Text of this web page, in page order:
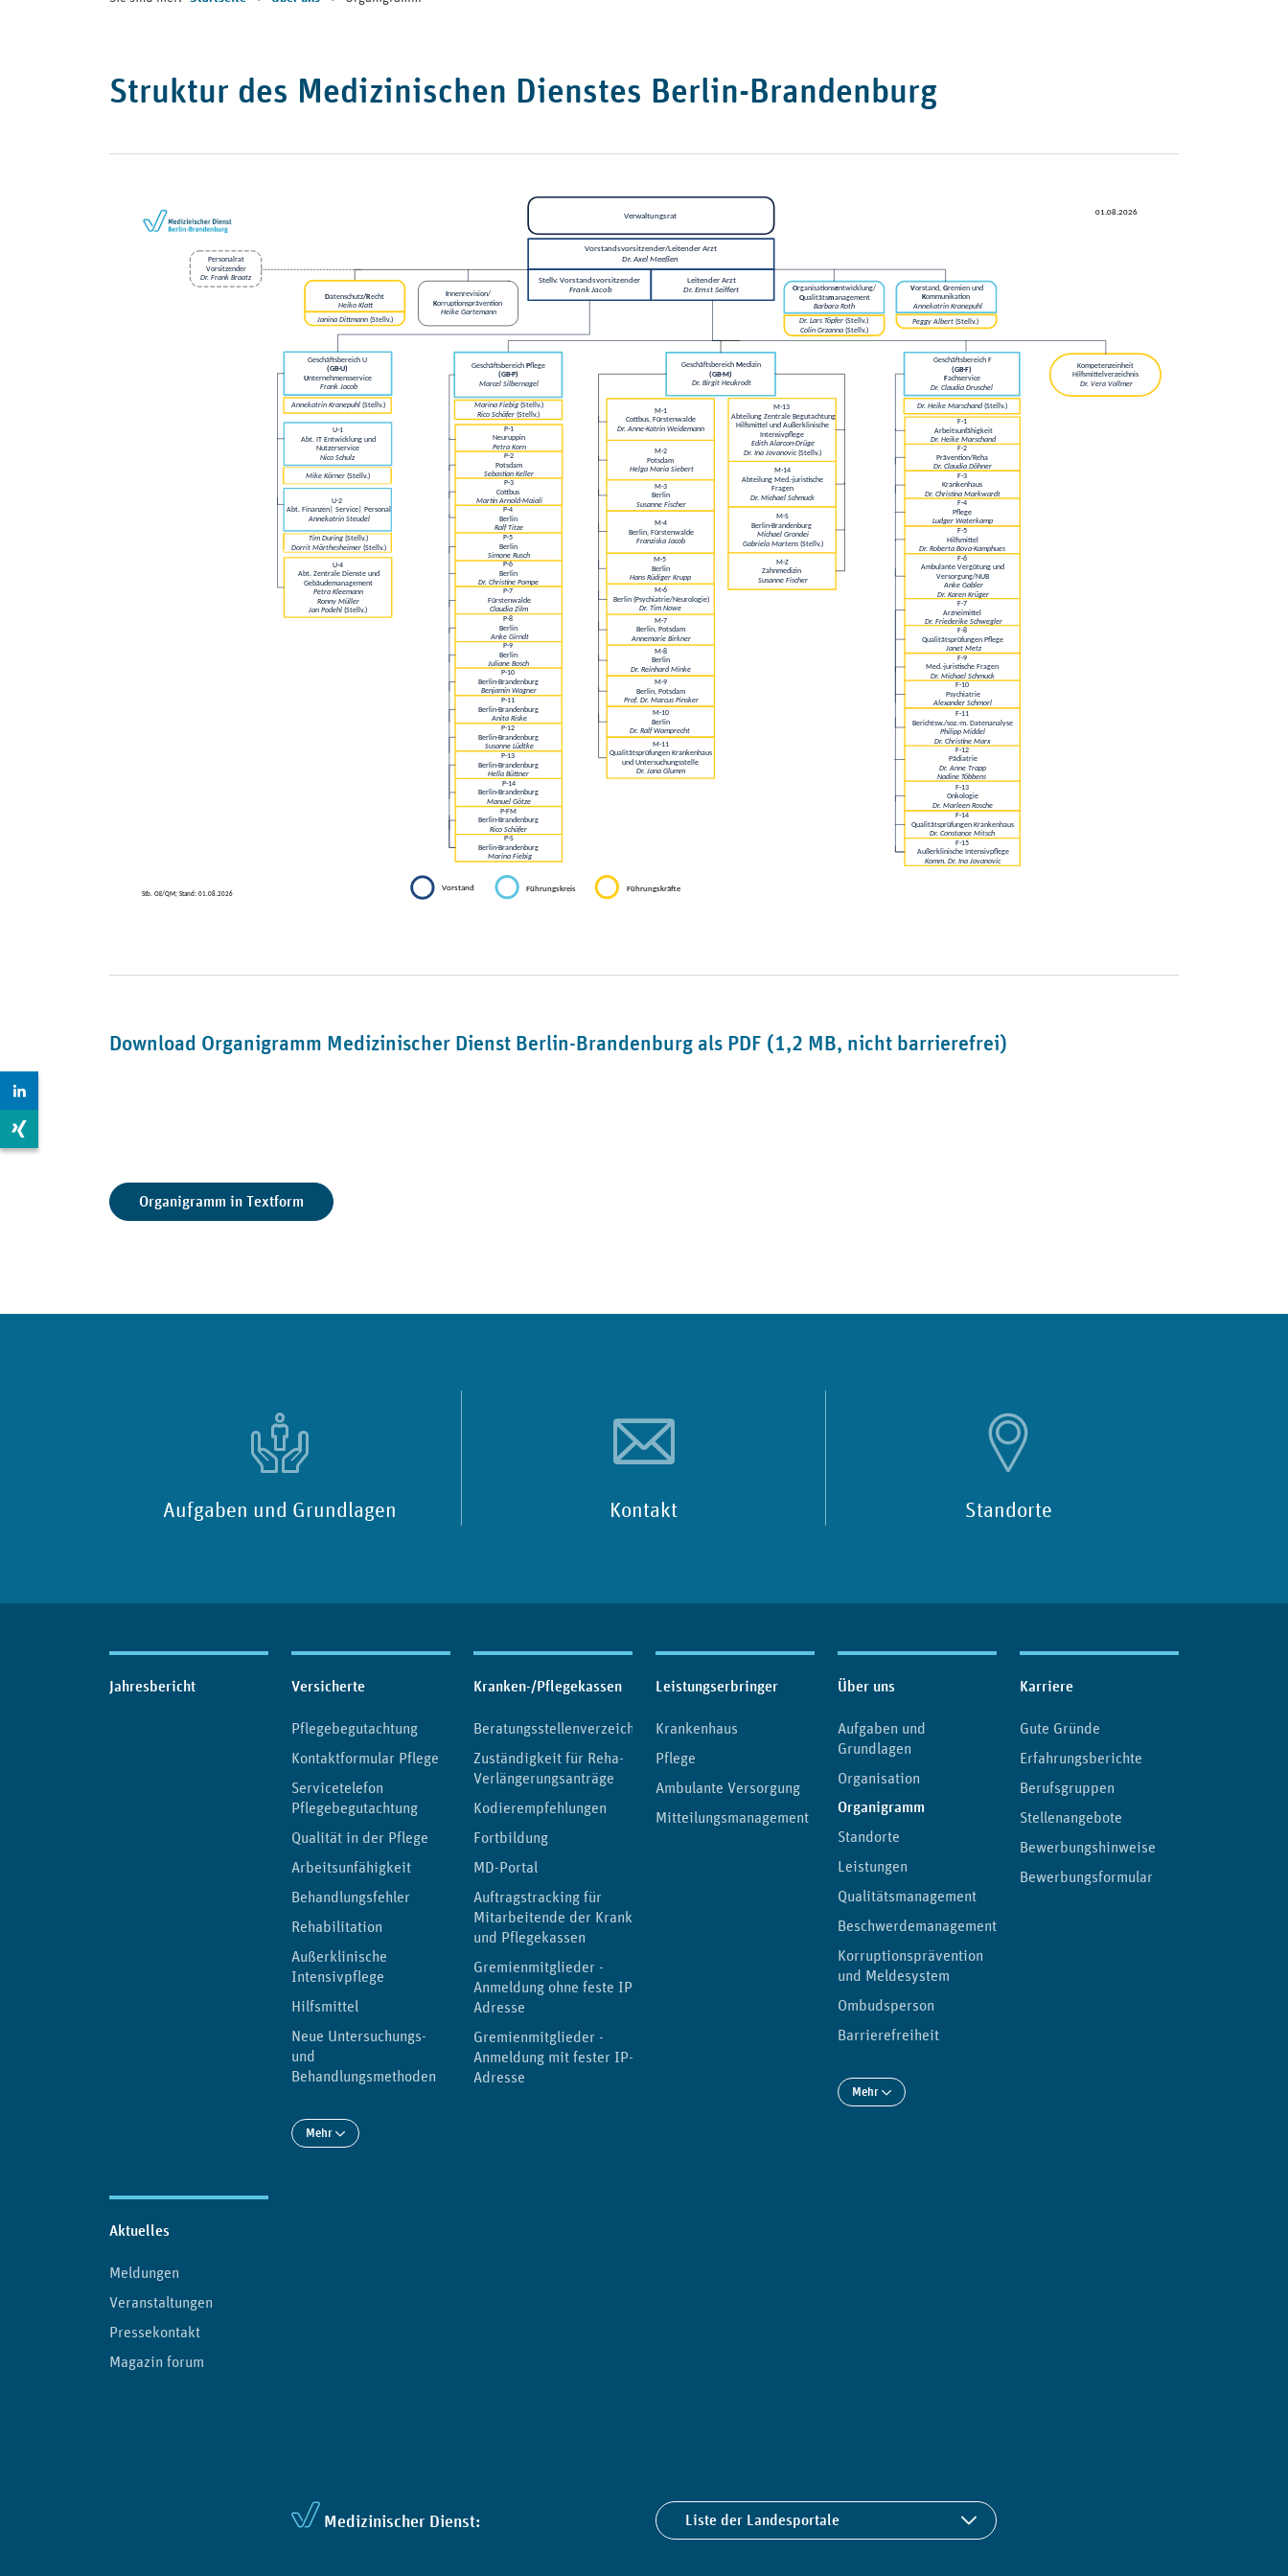
Struktur des Medizinischen Dienstes Berlin-Brandenburg
Download Organigramm Medizinischer Dienst Berlin-Brandenburg als PDF (1,2 MB, nicht barrierefrei)
Organigramm in Textform
Aufgaben und Grundlagen Kontakt Standorte
Inhaltsübersicht
Jahresbericht Versicherte
Pflegebegutachtung
Kontaktformular Pflege
Servicetelefon
Pflegebegutachtung
Qualität in der Pflege
Arbeitsunfähigkeit
Behandlungsfehler
Rehabilitation
Außerklinische
Intensivpflege
Hilfsmittel
Neue Untersuchungs-
und
Behandlungsmethoden
Mehr
Kranken-/Pflegekassen
Beratungsstellenverzeichnis
Zuständigkeit für Reha-
Verlängerungsanträge
Kodierempfehlungen
Fortbildung
MD-Portal
Auftragstracking für
Mitarbeitende der Kranken-
und Pflegekassen
Gremienmitglieder -
Anmeldung ohne feste IP-
Adresse
Gremienmitglieder -
Anmeldung mit fester IP-
Adresse
Leistungserbringer
Krankenhaus
Pflege
Ambulante Versorgung
Mitteilungsmanagement
Über uns
Aufgaben und
Grundlagen
Organisation
Organigramm
Standorte
Leistungen
Qualitätsmanagement
Beschwerdemanagement
Korruptionsprävention
und Meldesystem
Ombudsperson
Barrierefreiheit
Mehr
Karriere
Gute Gründe
Erfahrungsberichte
Berufsgruppen
Stellenangebote
Bewerbungshinweise
Bewerbungsformular
Aktuelles
Meldungen
Veranstaltungen
Pressekontakt
Magazin forum
Medizinischer Dienst: Liste der Landesportale